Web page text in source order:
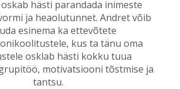
hästi parandada inimeste
ja heaolutunnet. Andret võib
esinema ka ettevõtete
kus ta tänu oma
osklab hästi kokku tuua
motivatsiooni tõstmise ja
tantsu.